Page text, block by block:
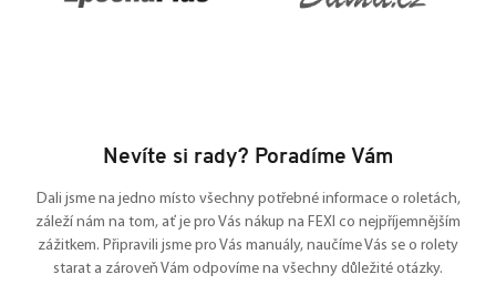
Nevíte si rady? Poradíme Vám
Dali jsme na jedno místo všechny potřebné informace o roletách,
záleží nám na tom, ať je pro Vás nákup na FEXI co nejpříjemnějším
zážitkem. Připravili jsme pro Vás manuály, naučíme Vás se o rolety
starat a zároveň Vám odpovíme na všechny důležité otázky.